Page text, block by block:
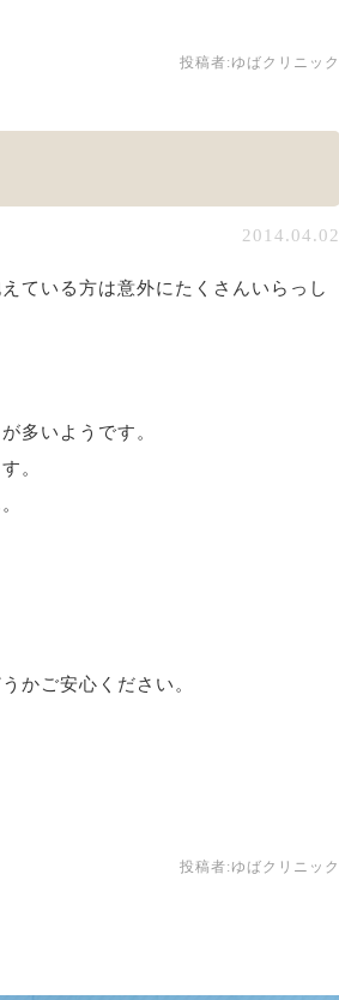
投稿者: ゆばクリニック
2014.04.02
ている方は意外にたくさんいらっし
多いようです。
。
かご安心ください。
投稿者: ゆばクリニック